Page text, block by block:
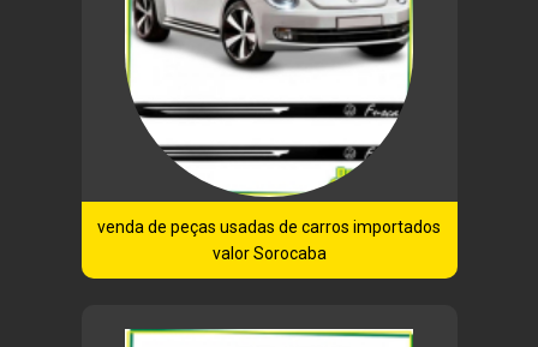
venda de peças usadas de carros importados
valor Sorocaba